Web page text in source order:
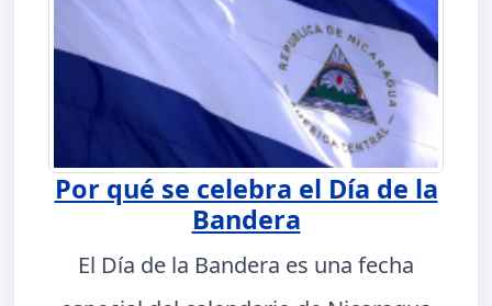
Por qué se celebra el Día de la
Bandera
El Día de la Bandera es una fecha